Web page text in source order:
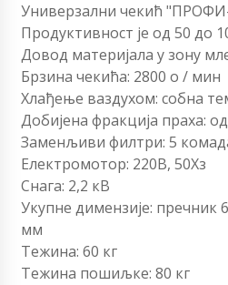
Универзални чекић
Продуктивност је од 50 до
Довод материјала у зону
Брзина чекића: 2800 о / мин
Хлађење ваздухом: собна
Добијена фракција праха:
Заменљиви филтри: 5
Електромотор: 220В, 50Хз
Снага: 2,2 кВ
Укупне димензије: пречник
мм
Тежина: 60 ​​кг
Тежина пошиљке: 80 кг